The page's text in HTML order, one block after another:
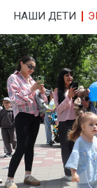
НАШИ ДЕТИ